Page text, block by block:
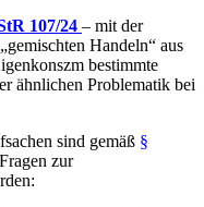
107/24 – mit der
Handeln“ aus
bestimmte
ähnlichen Problematik bei
sind gemäß §
zur